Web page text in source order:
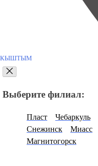
КЫШТЫМ
Выберите филиал:
Пласт Чебаркуль
Снежинск
Миасс
Магнитогорск